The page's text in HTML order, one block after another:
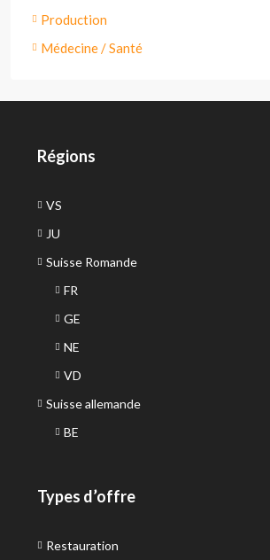
Production
Médecine / Santé
Régions
VS
JU
Suisse Romande
FR
GE
NE
VD
Suisse allemande
BE
Types d’offre
Restauration